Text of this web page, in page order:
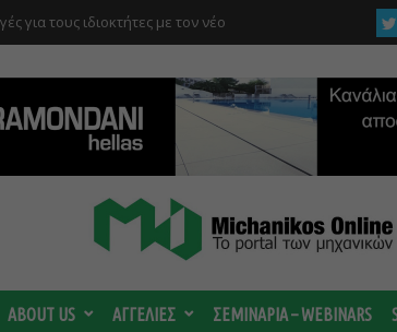
στον Ελαιώνα “στα σκαριά” – Τι
ABOUT US ΑΓΓΕΛΙΕΣ ΣΕΜΙΝΑΡΙΑ – WEBINARS